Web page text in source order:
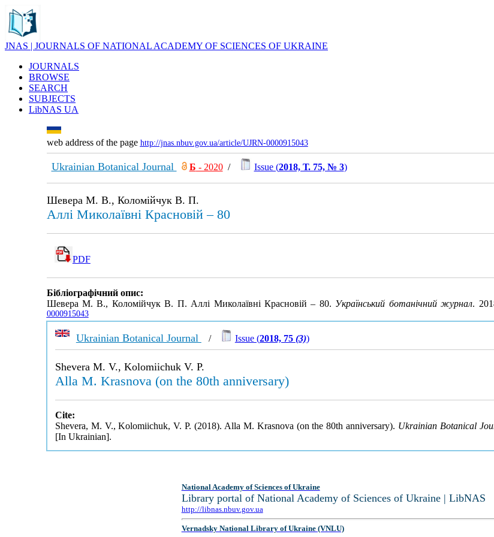
JNAS | JOURNALS OF NATIONAL ACADEMY OF SCIENCES OF UKRAINE
JOURNALS
BROWSE
SEARCH
SUBJECTS
LibNAS UA
web address of the page http://jnas.nbuv.gov.ua/article/UJRN-0000915043
Ukrainian Botanical Journal Б - 2020/ Issue (2018, Т. 75, № 3)
Шевера М. В., Коломійчук В. П.
Аллі Миколаївні Красновій – 80
PDF
Бібліографічний опис:
Шевера М. В., Коломійчук В. П. Аллі Миколаївні Красновій – 80. Український ботанічний журнал.
0000915043
Ukrainian Botanical Journal / Issue (2018, 75 (3))
Shevera M. V., Kolomiichuk V. P.
Alla M. Krasnova (on the 80th anniversary)
Cite:
Shevera, M. V., Kolomiichuk, V. P. (2018). Alla M. Krasnova (on the 80th anniversary). Ukrainian Botanical
[In Ukrainian].
National Academy of Sciences of Ukraine
Library portal of National Academy of Sciences of Ukraine | LibNAS
http://libnas.nbuv.gov.ua
Vernadsky National Library of Ukraine (VNLU)